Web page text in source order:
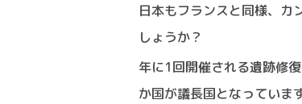
日本もフランスと同様、カ
しょうか？
年に1回開催される遺跡修
か国が議長国となっています